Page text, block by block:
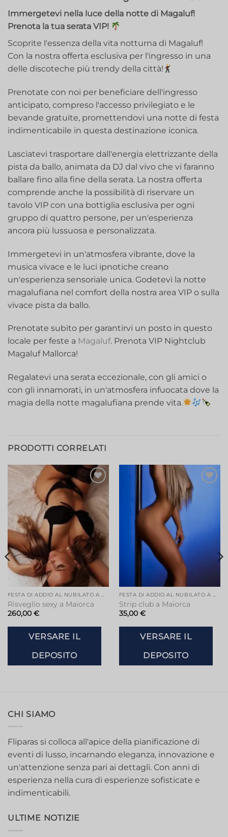
Immergetevi nella luce della notte di Magaluf!
Prenota la tua serata VIP!
Scoprite l'essenza della vita notturna di Magaluf!
Con la nostra offerta esclusiva per l'ingresso in una
delle discoteche più trendy della città!
Prenotate con noi per beneficiare dell'ingresso
anticipato, compreso l'accesso privilegiato e le
bevande gratuite, promettendovi una notte di festa
indimenticabile in questa destinazione iconica.
Lasciatevi trasportare dall'energia elettrizzante della
pista da ballo, animata da DJ dal vivo che vi faranno
ballare fino alla fine della serata. La nostra offerta
comprende anche la possibilità di riservare un
tavolo VIP con una bottiglia esclusiva per ogni
gruppo di quattro persone, per un'esperienza
ancora più lussuosa e personalizzata.
Immergetevi in un'atmosfera vibrante, dove la
musica vivace e le luci ipnotiche creano
un'esperienza sensoriale unica. Godetevi la notte
magalufiana nel comfort della nostra area VIP o sulla
vivace pista da ballo.
Prenotate subito per garantirvi un posto in questo
locale per feste a Magaluf. Prenota VIP Nightclub
Magaluf Mallorca!
Regalatevi una serata eccezionale, con gli amici o
con gli innamorati, in un'atmosfera infuocata dove la
magia della notte magalufiana prende vita.
PRODOTTI CORRELATI
Aggiungi
alla lista
desideri
FESTA DI ADDIO AL NUBILATO A MAIORCA
Risveglio sexy a Maiorca
260,00 €
VERSARE IL
DEPOSITO
Aggiungi
alla lista
FESTA DI ADDIO AL NUBILATO A MAIORCA
Strip club a Maiorca
35,00 €
VERSARE IL
DEPOSITO
CHI SIAMO
Fliparas si colloca all'apice della pianificazione di
eventi di lusso, incarnando eleganza, innovazione e
un'attenzione senza pari ai dettagli. Con anni di
esperienza nella cura di esperienze sofisticate e
indimenticabili.
ULTIME NOTIZIE